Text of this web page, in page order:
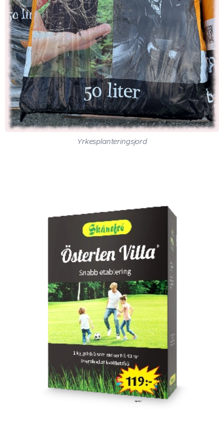
Yrkesplanteringsjord